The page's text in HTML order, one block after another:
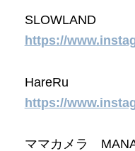
SLOWLAND
https://
HareRu
https://
ママカメラ